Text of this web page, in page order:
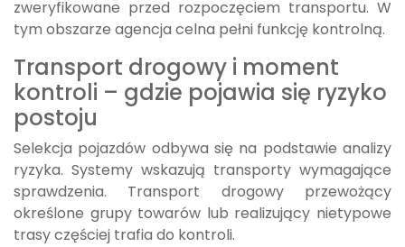
zweryfikowane przed rozpoczęciem transportu. W
tym obszarze agencja celna pełni funkcję kontrolną.
Transport drogowy i moment
kontroli – gdzie pojawia się ryzyko
postoju
Selekcja pojazdów odbywa się na podstawie analizy
ryzyka. Systemy wskazują transporty wymagające
sprawdzenia. Transport drogowy przewożący
określone grupy towarów lub realizujący nietypowe
trasy częściej trafia do kontroli.